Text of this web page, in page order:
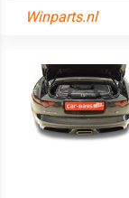
Winparts.nl